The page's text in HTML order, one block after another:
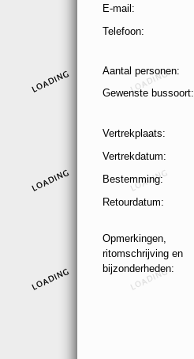
E-mail:
Telefoon:
Aantal personen:
Gewenste bussoort:
Vertrekplaats:
Vertrekdatum:
Bestemming:
Retourdatum:
Opmerkingen,
ritomschrijving en
bijzonderheden: